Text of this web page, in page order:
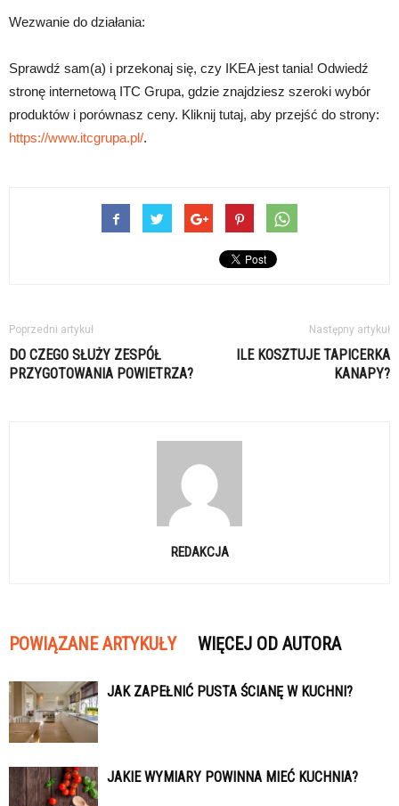
Wezwanie do działania:
Sprawdź sam(a) i przekonaj się, czy IKEA jest tania! Odwiedź
stronę internetową ITC Grupa, gdzie znajdziesz szeroki wybór
produktów i porównasz ceny. Kliknij tutaj, aby przejść do strony:
https://www.itcgrupa.pl/.
Poprzedni artykuł
DO CZEGO SŁUŻY ZESPÓŁ
PRZYGOTOWANIA POWIETRZA?
Następny artykuł
ILE KOSZTUJE TAPICERKA
KANAPY?
REDAKCJA
POWIĄZANE ARTYKUŁY WIĘCEJ OD AUTORA
JAK ZAPEŁNIĆ PUSTA ŚCIANĘ W KUCHNI?
JAKIE WYMIARY POWINNA MIEĆ KUCHNIA?